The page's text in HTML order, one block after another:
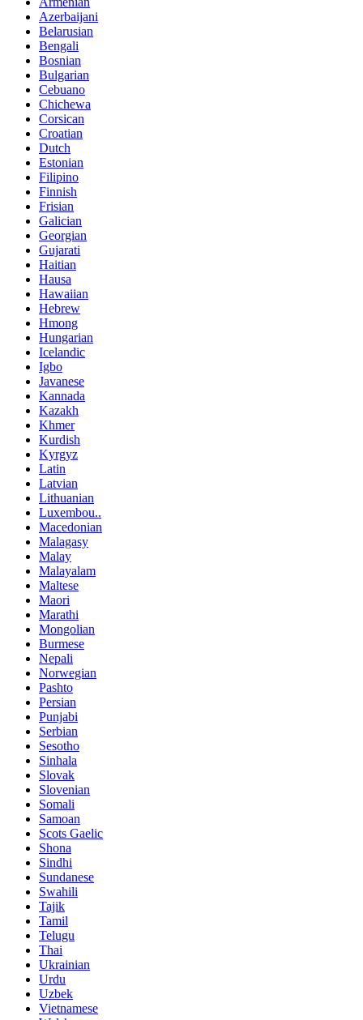
Azerbaijani
Belarusian
Bengali
Bosnian
Bulgarian
Cebuano
Chichewa
Corsican
Croatian
Dutch
Estonian
Filipino
Finnish
Frisian
Galician
Georgian
Gujarati
Haitian
Hausa
Hawaiian
Hebrew
Hmong
Hungarian
Icelandic
Igbo
Javanese
Kannada
Kazakh
Khmer
Kurdish
Kyrgyz
Latin
Latvian
Lithuanian
Luxembou..
Macedonian
Malagasy
Malay
Malayalam
Maltese
Maori
Marathi
Mongolian
Burmese
Nepali
Norwegian
Pashto
Persian
Punjabi
Serbian
Sesotho
Sinhala
Slovak
Slovenian
Somali
Samoan
Scots Gaelic
Shona
Sindhi
Sundanese
Swahili
Tajik
Tamil
Telugu
Thai
Ukrainian
Urdu
Uzbek
Vietnamese